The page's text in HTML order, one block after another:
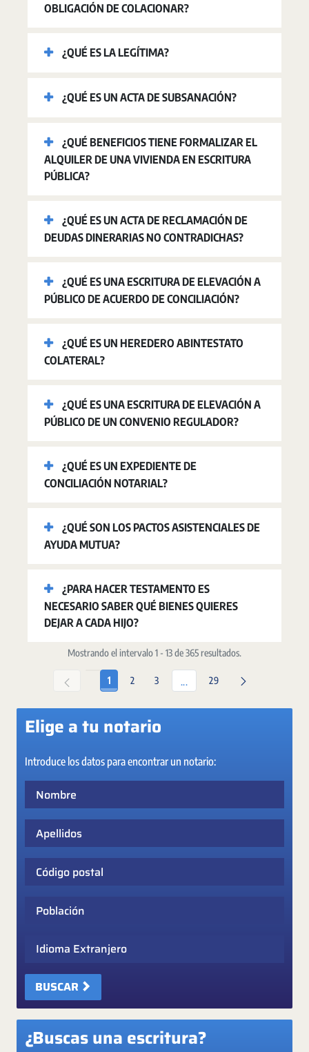
OBLIGACIÓN DE COLACIONAR?
¿QUÉ ES LA LEGÍTIMA?
¿QUÉ ES UN ACTA DE SUBSANACIÓN?
¿QUÉ BENEFICIOS TIENE FORMALIZAR EL
ALQUILER DE UNA VIVIENDA EN ESCRITURA
PÚBLICA?
¿QUÉ ES UN ACTA DE RECLAMACIÓN DE
DEUDAS DINERARIAS NO CONTRADICHAS?
¿QUÉ ES UNA ESCRITURA DE ELEVACIÓN A
PÚBLICO DE ACUERDO DE CONCILIACIÓN?
¿QUÉ ES UN HEREDERO ABINTESTATO
COLATERAL?
¿QUÉ ES UNA ESCRITURA DE ELEVACIÓN A
PÚBLICO DE UN CONVENIO REGULADOR?
¿QUÉ ES UN EXPEDIENTE DE
CONCILIACIÓN NOTARIAL?
¿QUÉ SON LOS PACTOS ASISTENCIALES DE
AYUDA MUTUA?
¿PARA HACER TESTAMENTO ES
NECESARIO SABER QUÉ BIENES QUIERES
DEJAR A CADA HIJO?
Mostrando el intervalo 1 - 13 de 365 resultados.
Página
1 Página
2 Página
3 ... Páginas intermedias Use
Página
29
Elige a tu notario
Introduce los datos para encontrar un notario:
Idioma Extranjero
BUSCAR
¿Buscas una escritura?